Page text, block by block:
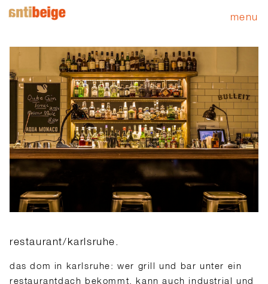
menu
restaurant/karlsruhe.
das dom in karlsruhe: wer grill und bar unter ein
restaurantdach bekommt, kann auch industrial und